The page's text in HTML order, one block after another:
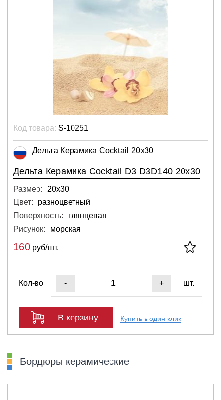
Код товара: S-10251
Дельта Керамика Cocktail 20x30
Дельта Керамика Cocktail D3 D3D140 20x30
Размер:
20х30
Цвет:
разноцветный
Поверхность:
глянцевая
Рисунок:
морская
160руб/шт.
Кол-во - + шт.
В корзину Купить в один клик
Бордюры керамические